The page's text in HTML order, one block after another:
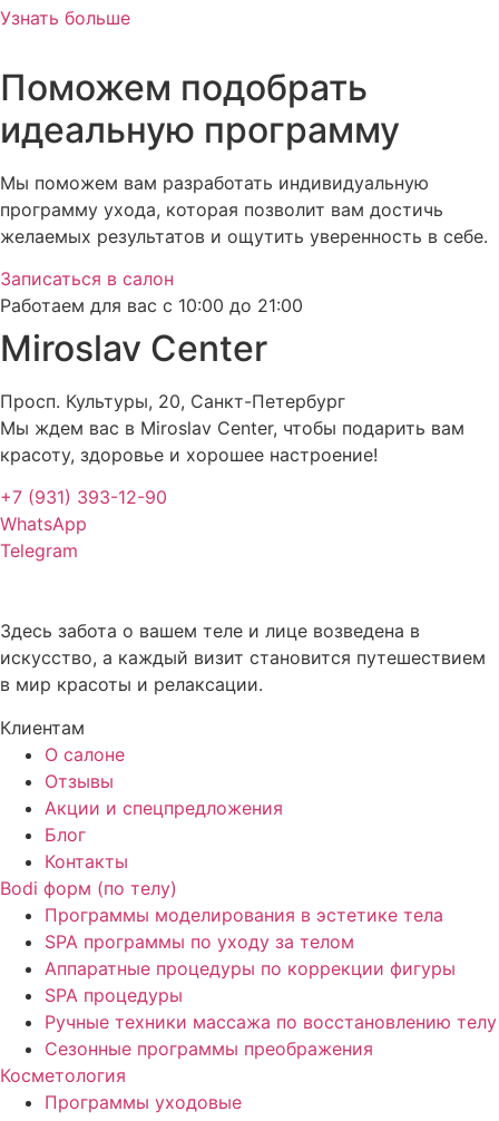
Узнать больше
Поможем подобрать
идеальную программу
Мы поможем вам разработать индивидуальную
программу ухода, которая позволит вам достичь
желаемых результатов и ощутить уверенность в себе.
Записаться в салон
Работаем для вас с 10:00 до 21:00
Miroslav Сenter
Просп. Культуры, 20, Санкт-Петербург
Мы ждем вас в Miroslav Сenter, чтобы подарить вам
красоту, здоровье и хорошее настроение!
+7 (931) 393-12-90
WhatsApp
Telegram
Здесь забота о вашем теле и лице возведена в
искусство, а каждый визит становится путешествием
в мир красоты и релаксации.
Клиентам
О салоне
Отзывы
Акции и спецпредложения
Блог
Контакты
Bodi форм (по телу)
Программы моделирования в эстетике тела
SPA программы по уходу за телом
Аппаратные процедуры по коррекции фигуры
SPA процедуры
Ручные техники массажа по восстановлению телу
Сезонные программы преображения
Косметология
Программы уходовые